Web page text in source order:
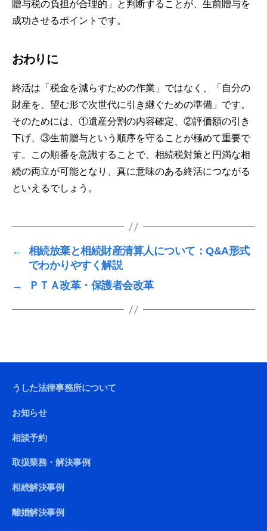
贈与税の負担が合理的」と判断することが、生前贈与を
成功させるポイントです。
おわりに
終活は「税金を減らすための作業」ではなく、「自分の
財産を、望む形で次世代に引き継ぐための準備」です。
そのためには、①遺産分割の内容確定、②評価額の引き
下げ、③生前贈与という順序を守ることが極めて重要で
す。この順番を意識することで、相続税対策と円満な相
続の両立が可能となり、真に意味のある終活につながる
といえるでしょう。
←
相続放棄と相続財産清算人について：Q&A形式
でわかりやすく解説
→
ＰＴＡ改革・保護者会改革
うした法律事務所について
お知らせ
相談予約
取扱業務・解決事例
相続解決事例
離婚解決事例